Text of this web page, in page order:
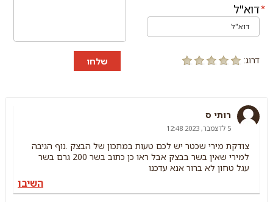
דוא"ל
דרוג: שלחו
רותי ס
5 לדצמבר, 2023 12:48
צודקת מירי שכטר יש לכם טעות במתכון של הבצק .נוף הגיבה
למירי שאין בשר בבצק אבל ראו כן כתוב בשר 200 גרם בשר
עגל טחון לא ברור אנא עדכנו
השיבו